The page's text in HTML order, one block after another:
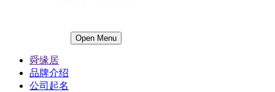
Open Menu
舜缘居
品牌介绍
公司起名